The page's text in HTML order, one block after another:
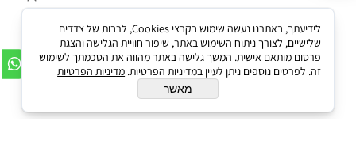
לידיעתך, באתרנו נעשה שימוש בקבצי Cookies, לרבות של צדדים
שלישיים, לצורך ניתוח השימוש באתר, שיפור חוויית הגלישה והצגת
פרסום מותאם אישית. המשך גלישה באתר מהווה את הסכמתך לשימוש
זה. לפרטים נוספים ניתן לעיין במדיניות הפרטיות. מדיניות הפרטיות
מאשר